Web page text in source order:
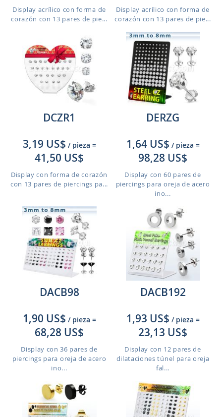
Display acrílico con forma de
corazón con 13 pares de pie...
Display acrílico con forma de
corazón con 13 pares de pie...
DCZR1
3,19 US$ / pieza =
41,50 US$
Display con forma de corazón
con 13 pares de piercings pa...
DERZG
1,64 US$ / pieza =
98,28 US$
Display con 60 pares de
piercings para oreja de acero
ino...
DACB98
1,90 US$ / pieza =
68,28 US$
Display con 36 pares de
piercings para oreja de acero
ino...
DACB192
1,93 US$ / pieza =
23,13 US$
Display con 12 pares de
dilataciones túnel para oreja
fal...